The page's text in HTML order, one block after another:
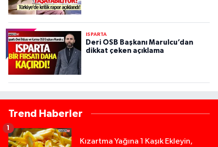
ISPARTA
Deri OSB Başkanı Marulcu’dan
dikkat çeken açıklama
Trend Haberler
Kızartma Yağına 1 Kaşık Ekleyin,
1